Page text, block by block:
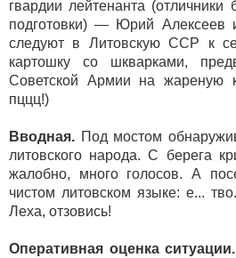
гвардии лейтенанта (отличники
подготовки) — Юрий Алексеев
следуют в Литовскую ССР к
картошку со шкварками,
Советской Армии на
пццц!)
Вводная. Под мостом
литовского народа. С берега
жалобно, много голосов. А
чистом литовском языке: е...
Леха, отзовись!
Оперативная оценка ситуации.